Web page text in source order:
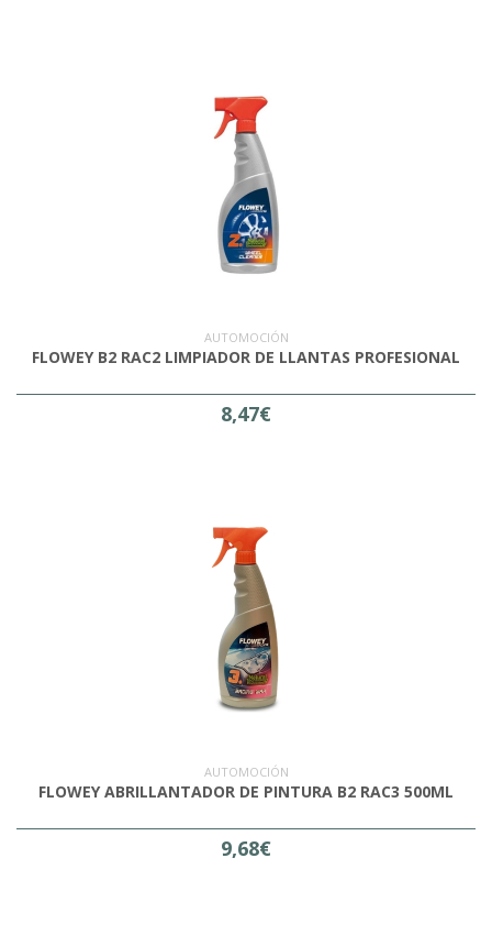
AUTOMOCIÓN
FLOWEY B2 RAC2 LIMPIADOR DE LLANTAS PROFESIONAL
8,47€
AUTOMOCIÓN
FLOWEY ABRILLANTADOR DE PINTURA B2 RAC3 500ML
9,68€